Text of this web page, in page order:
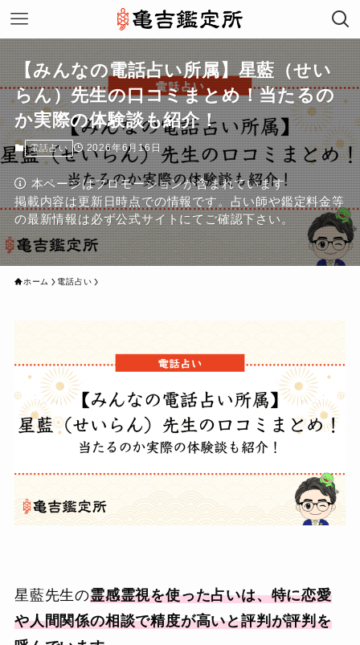
【みんなの電話占い所属】星藍（せい
らん）先生の口コミまとめ！当たるの
か実際の体験談も紹介！
電話占い 2026年6月16日
本ページはプロモーションが含まれています
掲載内容は更新日時点での情報です。占い師や鑑定料金等
の最新情報は必ず公式サイトにてご確認下さい。
ホーム 電話占い
星藍先生の霊感霊視を使った占いは、特に恋愛
や人間関係の相談で精度が高いと評判が評判を